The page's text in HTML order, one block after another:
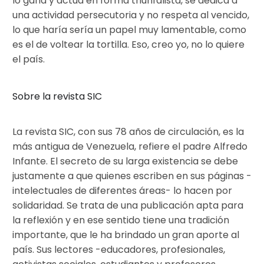
una actividad persecutoria y no respeta al vencido,
lo que haría sería un papel muy lamentable, como
es el de voltear la tortilla. Eso, creo yo, no lo quiere
el país.
Sobre la revista SIC
La revista SIC, con sus 78 años de circulación, es la
más antigua de Venezuela, refiere el padre Alfredo
Infante. El secreto de su larga existencia se debe
justamente a que quienes escriben en sus páginas -
intelectuales de diferentes áreas- lo hacen por
solidaridad. Se trata de una publicación apta para
la reflexión y en ese sentido tiene una tradición
importante, que le ha brindado un gran aporte al
país. Sus lectores -educadores, profesionales,